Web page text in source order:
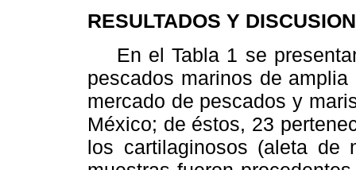
RESULTADOS Y DISCUSION
En el Tabla 1 se
pescados marinos de
mercado de pescados y
México; de éstos, 23
los cartilaginosos (aleta de